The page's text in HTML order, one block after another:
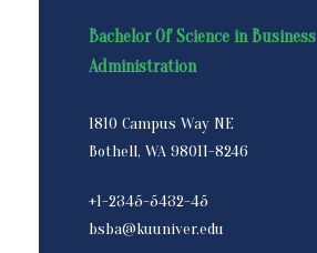
Bachelor Of Science in Business
Administration
1810 Campus Way NE
Bothell, WA 98011-8246
+1-2345-5432-45
bsba@kuuniver.edu